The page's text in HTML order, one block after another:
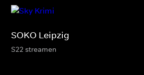
SOKO Leipzig
S22 streamen